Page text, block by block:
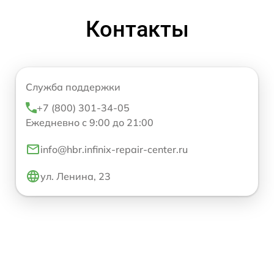
Контакты
Служба поддержки
+7 (800) 301-34-05
Ежедневно с 9:00 до 21:00
info@hbr.infinix-repair-center.ru
ул. Ленина, 23